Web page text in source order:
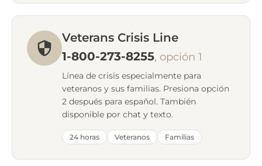
Veterans Crisis Line
1-800-273-8255, opción 1
Línea de crisis especialmente para
veteranos y sus familias. Presiona opción
2 después para español. También
disponible por chat y texto.
24 horas Veteranos Familias